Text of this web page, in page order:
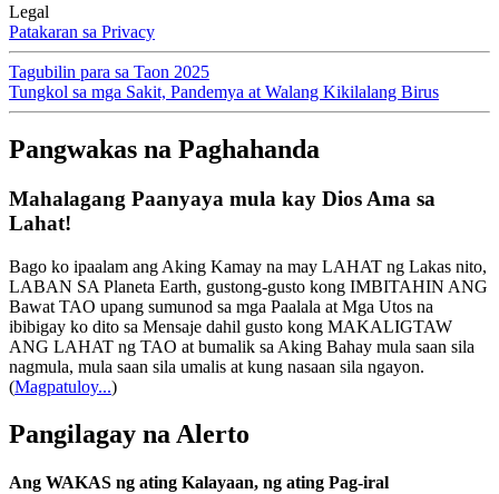
Legal
Patakaran sa Privacy
Tagubilin para sa Taon 2025
Tungkol sa mga Sakit, Pandemya at Walang Kikilalang Birus
Pangwakas na Paghahanda
Mahalagang Paanyaya mula kay Dios Ama sa
Lahat!
Bago ko ipaalam ang Aking Kamay na may LAHAT ng Lakas nito,
LABAN SA Planeta Earth, gustong-gusto kong IMBITAHIN ANG
Bawat TAO upang sumunod sa mga Paalala at Mga Utos na
ibibigay ko dito sa Mensaje dahil gusto kong MAKALIGTAW
ANG LAHAT ng TAO at bumalik sa Aking Bahay mula saan sila
nagmula, mula saan sila umalis at kung nasaan sila ngayon.
(Magpatuloy...)
Pangilagay na Alerto
Ang WAKAS ng ating Kalayaan, ng ating Pag-iral